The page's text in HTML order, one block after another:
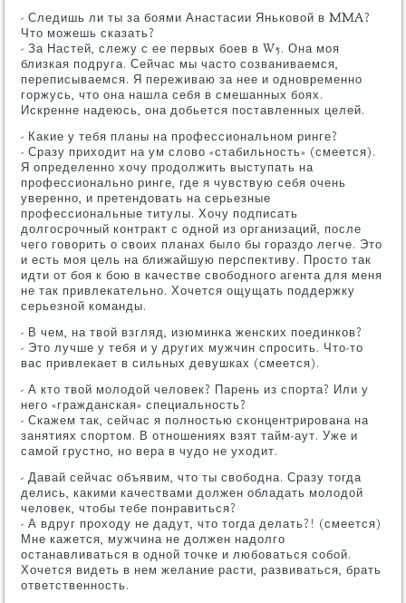
- Следишь ли ты за боями Анастасии Яньковой в MMA?
Что можешь сказать?
- За Настей, слежу с ее первых боев в W5. Она моя
близкая подруга. Сейчас мы часто созваниваемся,
переписываемся. Я переживаю за нее и одновременно
горжусь, что она нашла себя в смешанных боях.
Искренне надеюсь, она добьется поставленных целей.
- Какие у тебя планы на профессиональном ринге?
- Сразу приходит на ум слово «стабильность» (смеется).
Я определенно хочу продолжить выступать на
профессионально ринге, где я чувствую себя очень
уверенно, и претендовать на серьезные
профессиональные титулы. Хочу подписать
долгосрочный контракт с одной из организаций, после
чего говорить о своих планах было бы гораздо легче. Это
и есть моя цель на ближайшую перспективу. Просто так
идти от боя к бою в качестве свободного агента для меня
не так привлекательно. Хочется ощущать поддержку
серьезной команды.
- В чем, на твой взгляд, изюминка женских поединков?
- Это лучше у тебя и у других мужчин спросить. Что-то
вас привлекает в сильных девушках (смеется).
- А кто твой молодой человек? Парень из спорта? Или у
него «гражданская» специальность?
- Скажем так, сейчас я полностью сконцентрирована на
занятиях спортом. В отношениях взят тайм-аут. Уже и
самой грустно, но вера в чудо не уходит.
- Давай сейчас объявим, что ты свободна. Сразу тогда
делись, какими качествами должен обладать молодой
человек, чтобы тебе понравиться?
- А вдруг проходу не дадут, что тогда делать?! (смеется)
Мне кажется, мужчина не должен надолго
останавливаться в одной точке и любоваться собой.
Хочется видеть в нем желание расти, развиваться, брать
ответственность.